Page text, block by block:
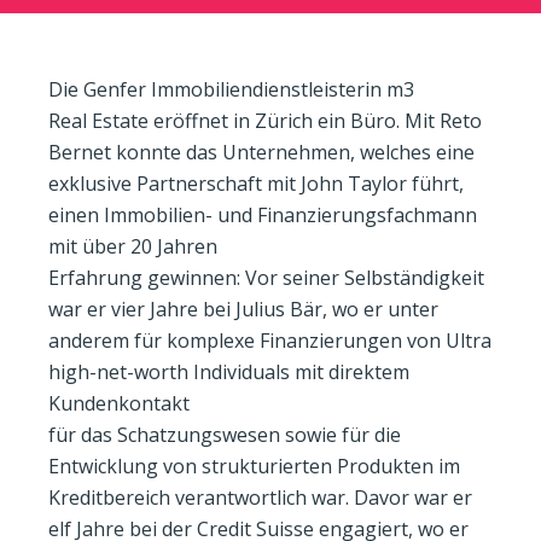
Die Genfer Immobiliendienstleisterin m3
Real Estate eröffnet in Zürich ein Büro. Mit Reto
Bernet konnte das Unternehmen, welches eine
exklusive Partnerschaft mit John Taylor führt,
einen Immobilien- und Finanzierungsfachmann
mit über 20 Jahren
Erfahrung gewinnen: Vor seiner Selbständigkeit
war er vier Jahre bei Julius Bär, wo er unter
anderem für komplexe Finanzierungen von Ultra
high-net-worth Individuals mit direktem
Kundenkontakt
für das Schatzungswesen sowie für die
Entwicklung von strukturierten Produkten im
Kreditbereich verantwortlich war. Davor war er
elf Jahre bei der Credit Suisse engagiert, wo er